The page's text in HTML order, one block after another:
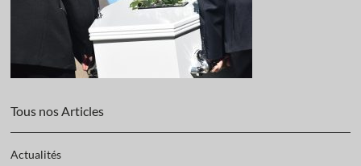
Tous nos Articles
Actualités